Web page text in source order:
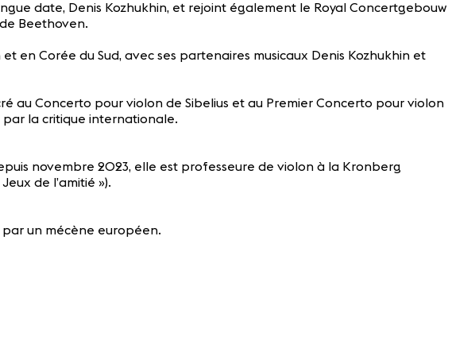
date, Denis Kozhukhin, et rejoint également le Royal Concertgebouw
Beethoven.
en Corée du Sud, avec ses partenaires musicaux Denis Kozhukhin et
au Concerto pour violon de Sibelius et au Premier Concerto pour violon
par la critique internationale.
novembre 2023, elle est professeure de violon à la Kronberg
de l’amitié »).
par un mécène européen.